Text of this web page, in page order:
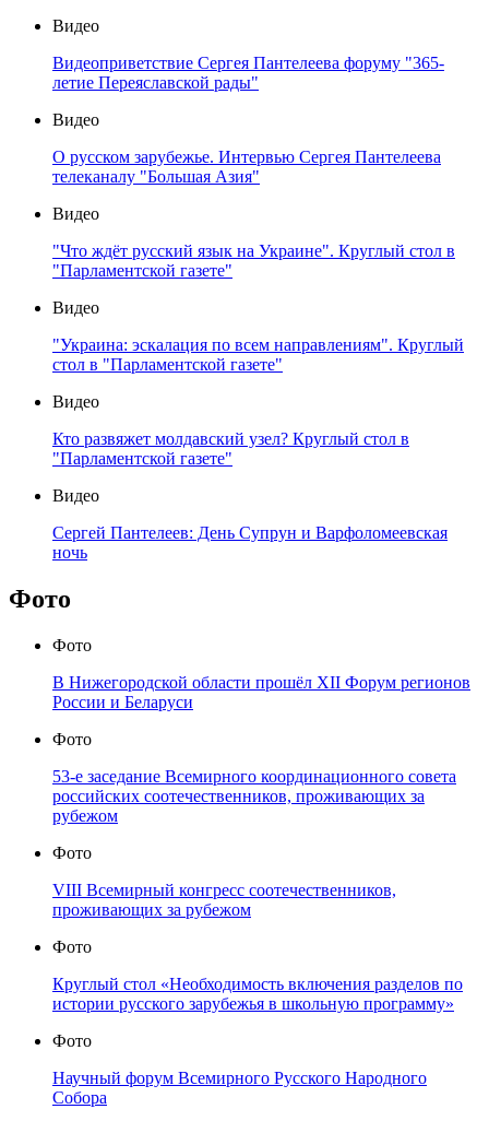
Видео
Видеоприветствие Сергея Пантелеева форуму "365-
летие Переяславской рады"
Видео
О русском зарубежье. Интервью Сергея Пантелеева
телеканалу "Большая Азия"
Видео
"Что ждёт русский язык на Украине". Круглый стол в
"Парламентской газете"
Видео
"Украина: эскалация по всем направлениям". Круглый
стол в "Парламентской газете"
Видео
Кто развяжет молдавский узел? Круглый стол в
"Парламентской газете"
Видео
Сергей Пантелеев: День Супрун и Варфоломеевская
ночь
Фото
Фото
В Нижегородской области прошёл XII Форум регионов
России и Беларуси
Фото
53-е заседание Всемирного координационного совета
российских соотечественников, проживающих за
рубежом
Фото
VIII Всемирный конгресс соотечественников,
проживающих за рубежом
Фото
Круглый стол «Необходимость включения разделов по
истории русского зарубежья в школьную программу»
Фото
Научный форум Всемирного Русского Народного
Собора